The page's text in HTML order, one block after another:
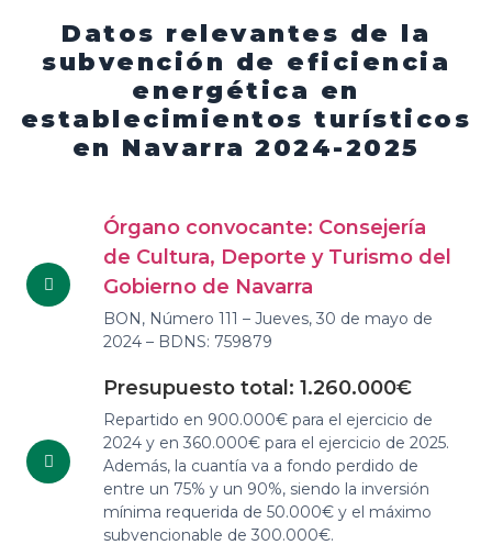
Datos relevantes de la
subvención de eficiencia
energética en
establecimientos turísticos
en Navarra 2024-2025
Órgano convocante: Consejería
de Cultura, Deporte y Turismo del
Gobierno de Navarra
BON, Número 111 – Jueves, 30 de mayo de
2024 – BDNS: 759879
Presupuesto total: 1.260.000€
Repartido en 900.000€ para el ejercicio de
2024 y en 360.000€ para el ejercicio de 2025.
Además, la cuantía va a fondo perdido de
entre un 75% y un 90%, siendo la inversión
mínima requerida de 50.000€ y el máximo
subvencionable de 300.000€.